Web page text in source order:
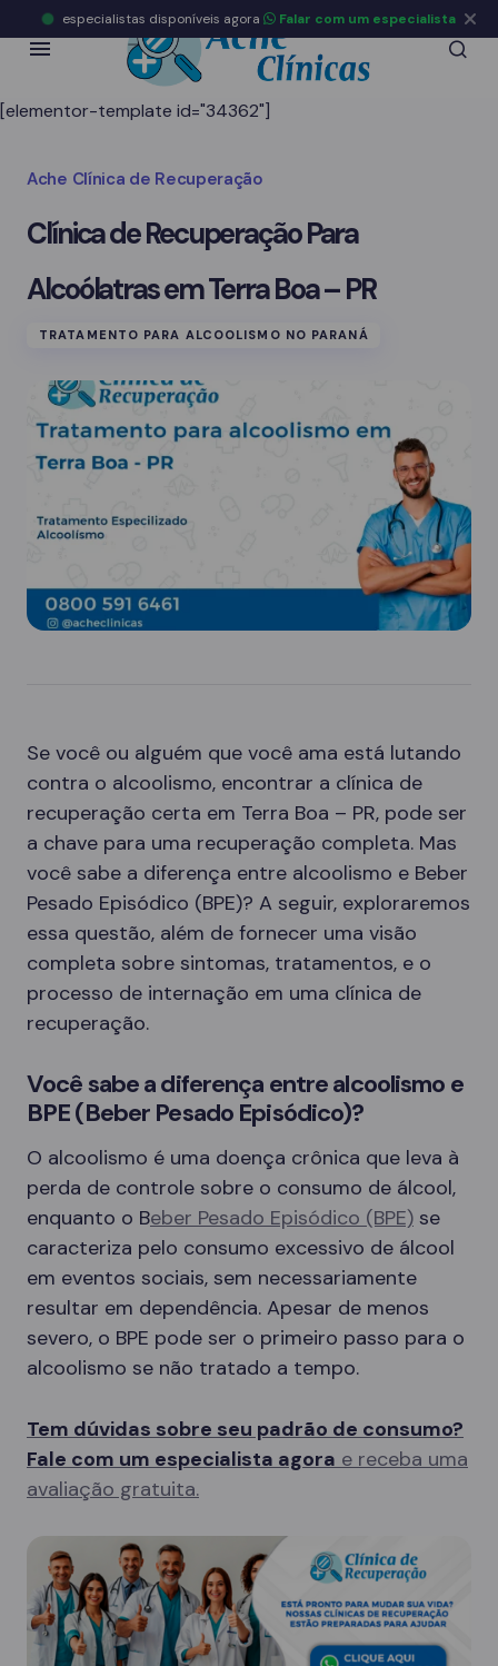
[elementor-template id="34362"]
Ache Clínica de Recuperação
Clínica de Recuperação Para
Alcoólatras em Terra Boa – PR
TRATAMENTO PARA ALCOOLISMO NO PARANÁ
Se você ou alguém que você ama está lutando
contra o alcoolismo, encontrar a clínica de
recuperação certa em Terra Boa – PR, pode ser
a chave para uma recuperação completa. Mas
você sabe a diferença entre alcoolismo e Beber
Pesado Episódico (BPE)? A seguir, exploraremos
essa questão, além de fornecer uma visão
completa sobre sintomas, tratamentos, e o
processo de internação em uma clínica de
recuperação.
Você sabe a diferença entre alcoolismo e
BPE (Beber Pesado Episódico)?
O alcoolismo é uma doença crônica que leva à
perda de controle sobre o consumo de álcool,
enquanto o Beber Pesado Episódico (BPE) se
caracteriza pelo consumo excessivo de álcool
em eventos sociais, sem necessariamente
resultar em dependência. Apesar de menos
severo, o BPE pode ser o primeiro passo para o
alcoolismo se não tratado a tempo.
Tem dúvidas sobre seu padrão de consumo?
Fale com um especialista agora e receba uma
avaliação gratuita.
especialistas disponíveis agora Falar com um especialista